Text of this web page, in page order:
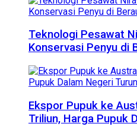
Teknologi Pesawat
Konservasi Penyu di
Ekspor Pupuk ke
Triliun, Harga Pupuk